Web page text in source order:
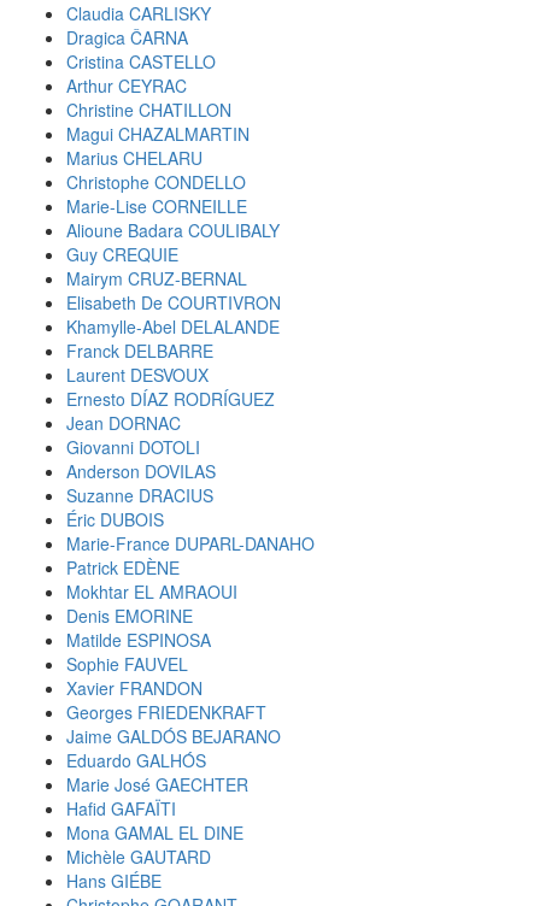
Claudia CARLISKY
Dragica ČARNA
Cristina CASTELLO
Arthur CEYRAC
Christine CHATILLON
Magui CHAZALMARTIN
Marius CHELARU
Christophe CONDELLO
Marie-Lise CORNEILLE
Alioune Badara COULIBALY
Guy CREQUIE
Mairym CRUZ-BERNAL
Elisabeth De COURTIVRON
Khamylle-Abel DELALANDE
Franck DELBARRE
Laurent DESVOUX
Ernesto DÍAZ RODRÍGUEZ
Jean DORNAC
Giovanni DOTOLI
Anderson DOVILAS
Suzanne DRACIUS
Éric DUBOIS
Marie-France DUPARL-DANAHO
Patrick EDÈNE
Mokhtar EL AMRAOUI
Denis EMORINE
Matilde ESPINOSA
Sophie FAUVEL
Xavier FRANDON
Georges FRIEDENKRAFT
Jaime GALDÓS BEJARANO
Eduardo GALHÓS
Marie José GAECHTER
Hafid GAFAÏTI
Mona GAMAL EL DINE
Michèle GAUTARD
Hans GIÉBE